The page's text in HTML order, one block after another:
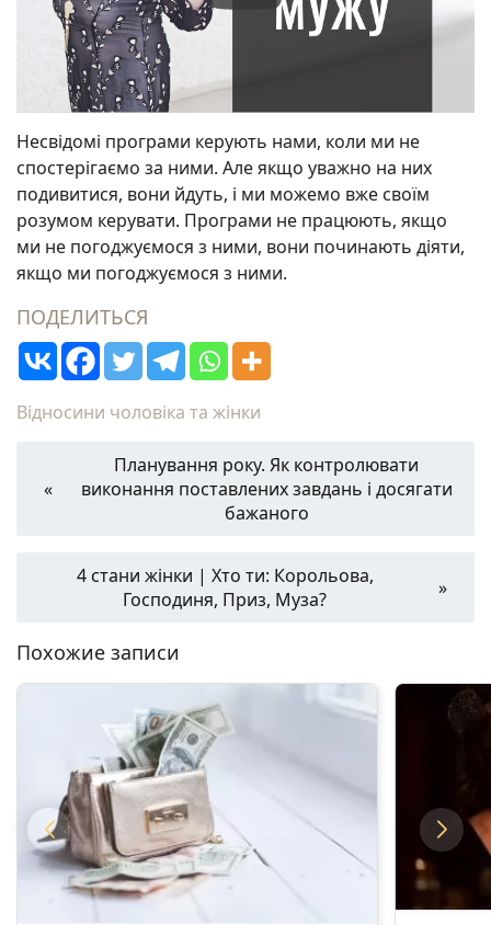
Несвідомі програми керують нами, коли ми не
спостерігаємо за ними. Але якщо уважно на них
подивитися, вони йдуть, і ми можемо вже своїм
розумом керувати. Програми не працюють, якщо
ми не погоджуємося з ними, вони починають діяти,
якщо ми погоджуємося з ними.
ПОДЕЛИТЬСЯ
Відносини чоловіка та жінки
Планування року. Як контролювати
виконання поставлених завдань і досягати
бажаного
4 стани жінки | Хто ти: Корольова,
Господиня, Приз, Муза?
Похожие записи